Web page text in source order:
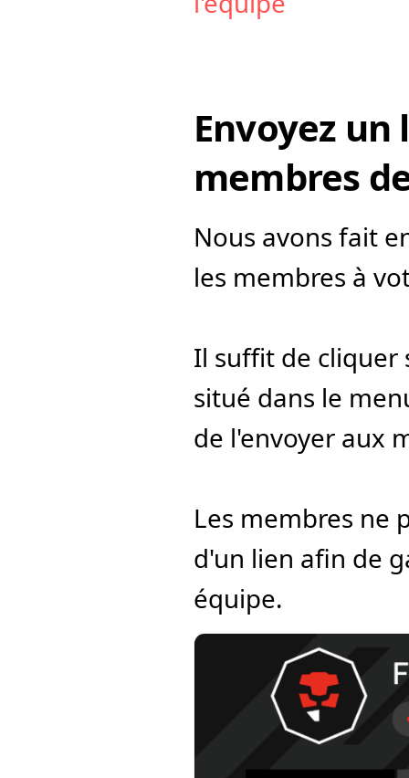
Envoyez
membres
Nous avons fait
les membres à
Il suffit de
situé dans le
de l'envoyer aux
Les membres ne
d'un lien afin de
équipe.